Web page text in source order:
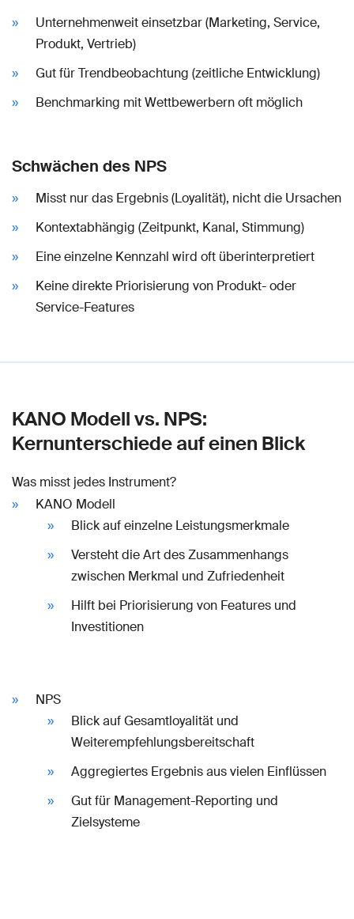
Unternehmenweit einsetzbar (Marketing, Service,
Produkt, Vertrieb)
Gut für Trendbeobachtung (zeitliche Entwicklung)
Benchmarking mit Wettbewerbern oft möglich
Schwächen des NPS
Misst nur das Ergebnis (Loyalität), nicht die Ursachen
Kontextabhängig (Zeitpunkt, Kanal, Stimmung)
Eine einzelne Kennzahl wird oft überinterpretiert
Keine direkte Priorisierung von Produkt- oder
Service-Features
KANO Modell vs. NPS:
Kernunterschiede auf einen Blick
Was misst jedes Instrument?
KANO Modell
Blick auf einzelne Leistungsmerkmale
Versteht die Art des Zusammenhangs
zwischen Merkmal und Zufriedenheit
Hilft bei Priorisierung von Features und
Investitionen
NPS
Blick auf Gesamtloyalität und
Weiterempfehlungsbereitschaft
Aggregiertes Ergebnis aus vielen Einflüssen
Gut für Management-Reporting und
Zielsysteme